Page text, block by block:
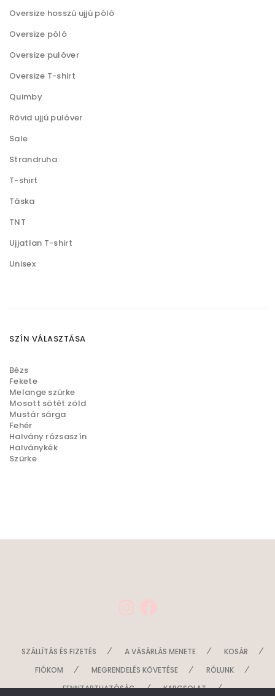
Oversize hosszú ujjú póló
Oversize póló
Oversize pulóver
Oversize T-shirt
Quimby
Rövid ujjú pulóver
Sale
Strandruha
T-shirt
Táska
TNT
Ujjatlan T-shirt
Unisex
SZÍN VÁLASZTÁSA
Bézs
Fekete
Melange szürke
Mosott sötét zöld
Mustár sárga
Fehér
Halvány rózsaszín
Halványkék
Szürke
m
o
SZÁLLÍTÁS ÉS FIZETÉS A VÁSÁRLÁS MENETE
KOSÁR
FIÓKOM
MEGRENDELÉS KÖVETÉSE
RÓLUNK
FENNTARTHATÓSÁG
KAPCSOLAT